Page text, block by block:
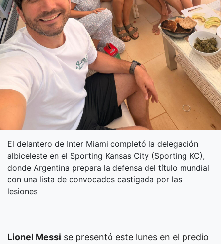
El delantero de Inter Miami completó la delegación
albiceleste en el Sporting Kansas City (Sporting KC),
donde Argentina prepara la defensa del título mundial
con una lista de convocados castigada por las
lesiones
Lionel Messi se presentó este lunes en el predio